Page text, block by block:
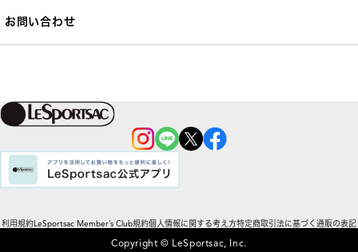
お問い合わせ
利用規約LeSportsac Member’s Club規約個人情報に関する考え方特定商取引法に基づく通販の表記
Copyright © LeSportsac, Inc.